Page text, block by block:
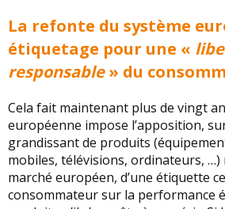
La refonte du système
étiquetage pour une «
responsable» du
Cela fait maintenant plus de vingt
européenne impose l’apposition,
grandissant de produits
mobiles, télévisions, ordinateurs, …)
marché européen, d’une étiquette
consommateur sur la performance